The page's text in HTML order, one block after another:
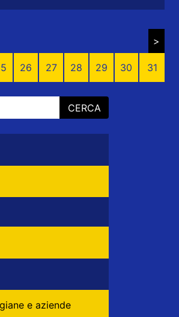
>
26 27 28 29 30 31
CERCA
e aziende